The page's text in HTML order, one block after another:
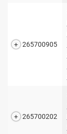
265700905
265700202